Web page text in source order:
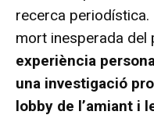
recerca periodística.
mort inesperada del
experiència
una investigació
lobby de l’amiant i